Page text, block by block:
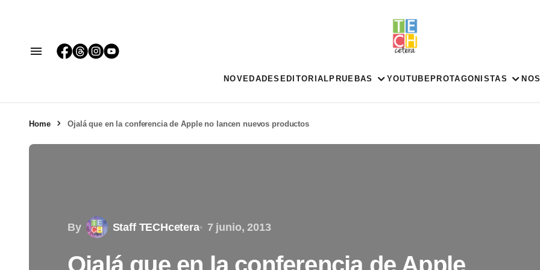
NOVEDADES EDITORIAL PRUEBAS YOUTUBE PROTAGONISTAS
Home Ojalá que en la conferencia de Apple no lancen nuevos productos
By Staff TECHcetera 7 junio, 2013
Ojalá que en la conferencia de Apple